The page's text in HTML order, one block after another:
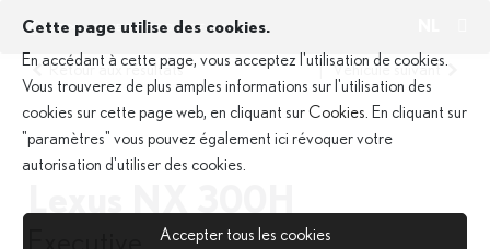
Cette page utilise des cookies.
En accédant à cette page, vous acceptez l'utilisation de cookies.
Vous trouverez de plus amples informations sur l'utilisation des
cookies sur cette page web, en cliquant sur Cookies . En cliquant sur
"paramètres" vous pouvez également ici révoquer votre
autorisation d'utiliser des cookies.
Accepter tous les cookies
Retour aux résultats |Véhicule suivant